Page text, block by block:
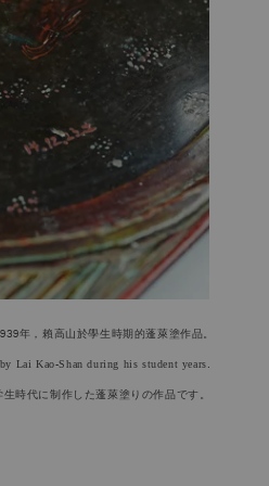
年，賴高山於學生時期的蓬萊塗作品。
Lai Kao-Shan during his student years.
時代に制作した蓬萊塗りの作品です。